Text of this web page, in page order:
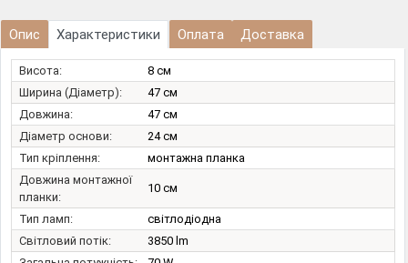
Опис Характеристики Оплата Доставка
Висота:
8 см
Ширина (Діаметр):
47 см
Довжина:
47 см
Діаметр основи:
24 см
Тип кріплення:
монтажна планка
Довжина монтажної
планки:
10 см
Тип ламп:
світлодіодна
Світловий потік:
3850 lm